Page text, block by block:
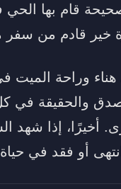
قام بها الحي
قادم من سفر
وراحة الميت
والحقيقة في
أخيرًا، إذا شهد
أو فقد في